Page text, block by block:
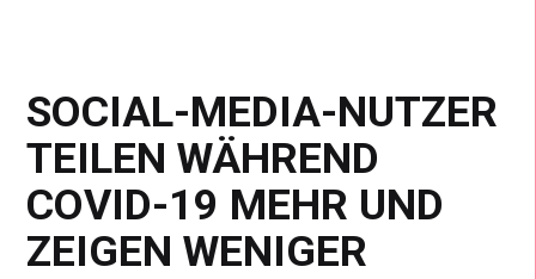
SOCIAL-MEDIA-NUTZER
TEILEN WÄHREND
COVID-19 MEHR UND
ZEIGEN WENIGER